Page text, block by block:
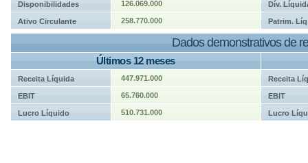
Disponibilidades 126.069.000 Dív.
Ativo Circulante 258.770.000 Patrim. Líq
Dados demonstrativos de
Últimos 12 meses
Receita Líquida 447.971.000 Receita
EBIT 65.760.000 EBIT
Lucro Líquido 510.731.000 Lucro